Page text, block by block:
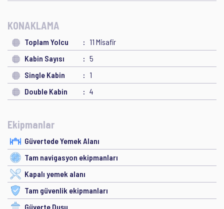
KONAKLAMA
Toplam Yolcu
11 Misafir
Kabin Sayısı
5
Single Kabin
1
Double Kabin
4
Ekipmanlar
Güvertede Yemek Alanı
Tam navigasyon ekipmanları
Kapalı yemek alanı
Tam güvenlik ekipmanları
Güverte Duşu